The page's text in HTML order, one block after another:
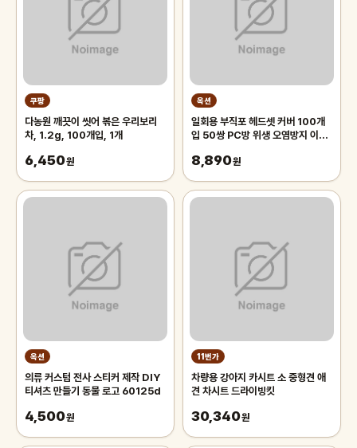
쿠팡
다농원 깨끗이 씻어 볶은 우리보리
차, 1.2g, 100개입, 1개
6,450원
옥션
일회용 부직포 헤드셋 커버 100개
입 50쌍 PC방 위생 오염방지 이어
8,890원
옥션
의류 커스텀 전사 스티커 제작 DIY
티셔츠 만들기 동물 로고 60125d
4,500원
11번가
차량용 강아지 카시트 소 중형견 애
견 차시트 드라이빙킷
30,340원